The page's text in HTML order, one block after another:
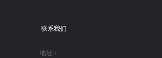
联系我们
地址：